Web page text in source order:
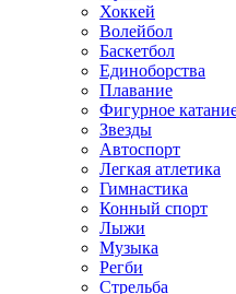
Хоккей
Волейбол
Баскетбол
Единоборства
Плавание
Фигурное
Звезды
Автоспорт
Легкая атлетика
Гимнастика
Конный спорт
Лыжи
Музыка
Регби
Стрельба